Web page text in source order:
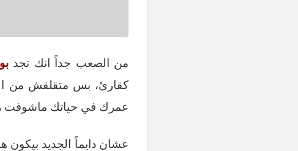
من الصعب جداً انك تجد
كقارئ، بس متقلقش من
عمرك في حياتك ماشوفت
عشان دايماً الجديد